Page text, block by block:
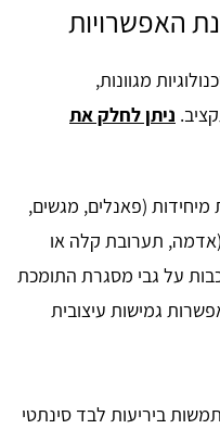
האפשרויות
מגוונות,
ניתן לחלק את
מיחידות (פאנלים, מגשים,
תערובת קלה או
על גבי מסגרת התומכת
גמישות עיצובית
ביריעות לבד סינתטי